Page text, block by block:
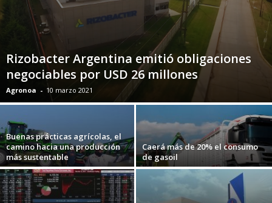
Rizobacter Argentina emitió obligaciones
negociables por USD 26 millones
Agronoa - 10 marzo 2021
Buenas prácticas agrícolas, el
camino hacia una producción
más sustentable
Caerá más de 20% el consumo
de gasoil